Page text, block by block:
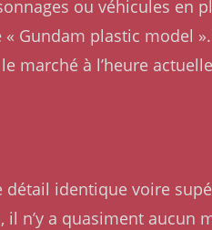
ou véhicules en
Gundam plastic model
marché à l’heure
détail identique voire
n’y a quasiment aucun